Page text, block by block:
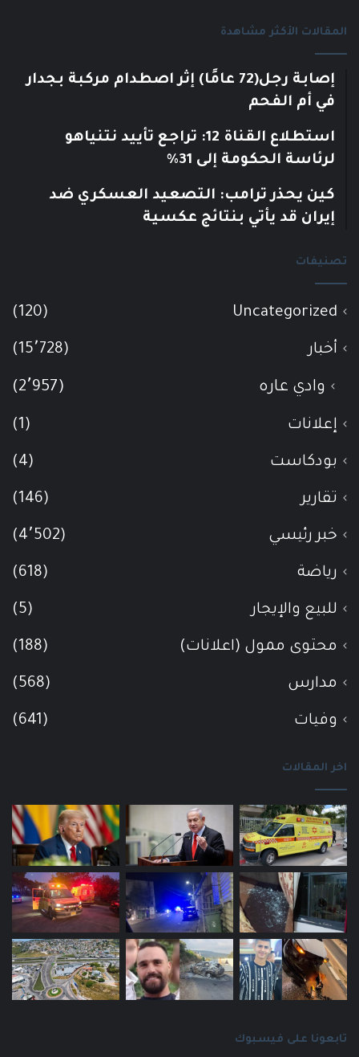
المقالات الأكثر مشاهدة
إصابة رجل(72 عامًا) إثر اصطدام مركبة بجدار
في أم الفحم
استطلاع القناة 12: تراجع تأييد نتنياهو
لرئاسة الحكومة إلى 31%
كين يحذر ترامب: التصعيد العسكري ضد
إيران قد يأتي بنتائج عكسية
تصنيفات
Uncategorized
(120)
أخبار (15٬728)
وادي عاره (2٬957)
إعلانات (1)
بودكاست (4)
تقارير (146)
خبر رئيسي (4٬502)
رياضة (618)
للبيع والإيجار (5)
محتوى ممول (اعلانات) (188)
مدارس (568)
وفيات (641)
اخر المقالات
تابعونا على فيسبوك